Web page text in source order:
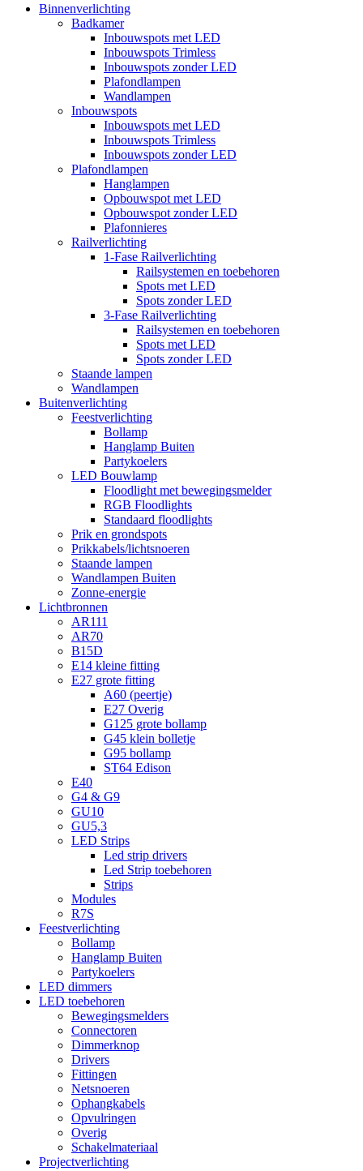
Binnenverlichting
Badkamer
Inbouwspots met LED
Inbouwspots Trimless
Inbouwspots zonder LED
Plafondlampen
Wandlampen
Inbouwspots
Inbouwspots met LED
Inbouwspots Trimless
Inbouwspots zonder LED
Plafondlampen
Hanglampen
Opbouwspot met LED
Opbouwspot zonder LED
Plafonnieres
Railverlichting
1-Fase Railverlichting
Railsystemen en toebehoren
Spots met LED
Spots zonder LED
3-Fase Railverlichting
Railsystemen en toebehoren
Spots met LED
Spots zonder LED
Staande lampen
Wandlampen
Buitenverlichting
Feestverlichting
Bollamp
Hanglamp Buiten
Partykoelers
LED Bouwlamp
Floodlight met bewegingsmelder
RGB Floodlights
Standaard floodlights
Prik en grondspots
Prikkabels/lichtsnoeren
Staande lampen
Wandlampen Buiten
Zonne-energie
Lichtbronnen
AR111
AR70
B15D
E14 kleine fitting
E27 grote fitting
A60 (peertje)
E27 Overig
G125 grote bollamp
G45 klein bolletje
G95 bollamp
ST64 Edison
E40
G4 & G9
GU10
GU5,3
LED Strips
Led strip drivers
Led Strip toebehoren
Strips
Modules
R7S
Feestverlichting
Bollamp
Hanglamp Buiten
Partykoelers
LED dimmers
LED toebehoren
Bewegingsmelders
Connectoren
Dimmerknop
Drivers
Fittingen
Netsnoeren
Ophangkabels
Opvulringen
Overig
Schakelmateriaal
Projectverlichting